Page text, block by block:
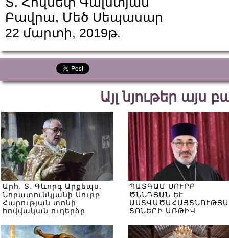
Բավրա, Մեծ Սեպասար
22 մարտի, 2019թ.
Այլ նյութեր այս
Արհ. Տ. Գևորգ Արքեպս.
Նորատունկյանի Սուրբ
Հարության տոնի
հովվական ուղերձը
ՊԱՏԳԱՄ ՍՈՒՐԲ
ԾՆՆԴՅԱՆ ԵՒ
ՏՈՆԵՐԻ ԱՌԹԻՎ